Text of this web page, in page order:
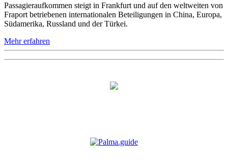
Passagieraufkommen steigt in Frankfurt und auf den weltweiten von
Fraport betriebenen internationalen Beteiligungen in China, Europa,
Südamerika, Russland und der Türkei.
Mehr erfahren